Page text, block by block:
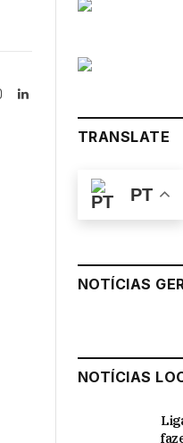
InstagramLinkedIn
TRANSLATE
PT
NOTÍCIAS
NOTÍCIAS